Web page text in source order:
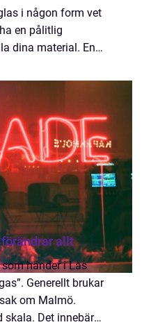
i någon form vet
en pålitlig
dina material. En
enkelt oc...
allt
händer i Las
Generellt brukar
om Malmö.
skala. Det innebär